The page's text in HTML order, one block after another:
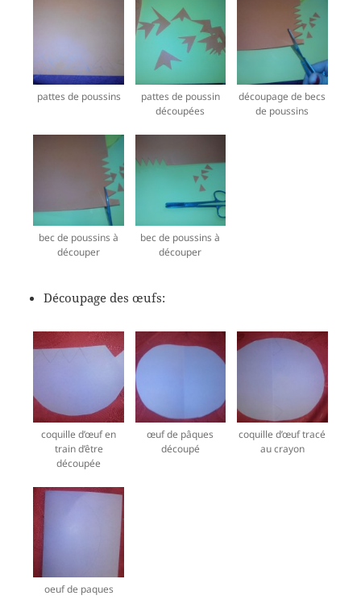
pattes de poussins
pattes de poussin
découpées
découpage de becs
de poussins
bec de poussins à
découper
bec de poussins à
découper
Découpage des œufs:
coquille d’œuf en
train d’être
découpée
œuf de pâques
découpé
coquille d’œuf tracé
au crayon
oeuf de paques